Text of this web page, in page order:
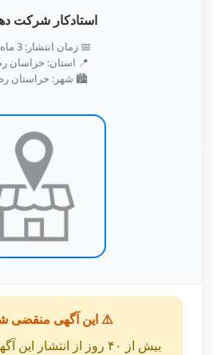
استادکار شرکت
📅 زمان انتشار: 3 ماه پیش
📍 استان: خراسان
🏙️ شهر: خراستان
⚠️ این آگهی منقضی
بیش از ۴۰ روز از